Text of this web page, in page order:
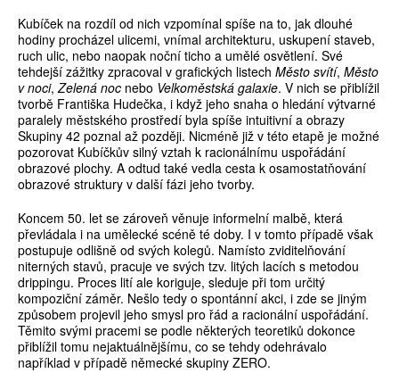
Kubíček na rozdíl od nich vzpomínal spíše na to, jak dlouhé
hodiny procházel ulicemi, vnímal architekturu, uskupení staveb,
ruch ulic, nebo naopak noční ticho a umělé osvětlení. Své
tehdejší zážitky zpracoval v grafických listech Město svítí, Město
v noci,Zelená noc nebo Velkoměstská galaxie. V nich se přiblížil
tvorbě Františka Hudečka, i když jeho snaha o hledání výtvarné
paralely městského prostředí byla spíše intuitivní a obrazy
Skupiny 42 poznal až později. Nicméně již v této etapě je možné
pozorovat Kubíčkův silný vztah k racionálnímu uspořádání
obrazové plochy. A odtud také vedla cesta k osamostatňování
obrazové struktury v další fázi jeho tvorby.
Koncem 50. let se zároveň věnuje informelní malbě, která
převládala i na umělecké scéně té doby. I v tomto případě však
postupuje odlišně od svých kolegů. Namísto zviditelňování
niterných stavů, pracuje ve svých tzv. litých lacích s metodou
drippingu. Proces lití ale koriguje, sleduje při tom určitý
kompoziční záměr. Nešlo tedy o spontánní akci, i zde se jiným
způsobem projevil jeho smysl pro řád a racionální uspořádání.
Těmito svými pracemi se podle některých teoretiků dokonce
přiblížil tomu nejaktuálnějšímu, co se tehdy odehrávalo
například v případě německé skupiny ZERO.